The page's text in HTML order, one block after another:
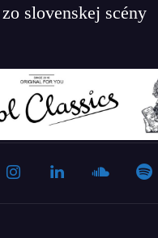
slovenskej scény